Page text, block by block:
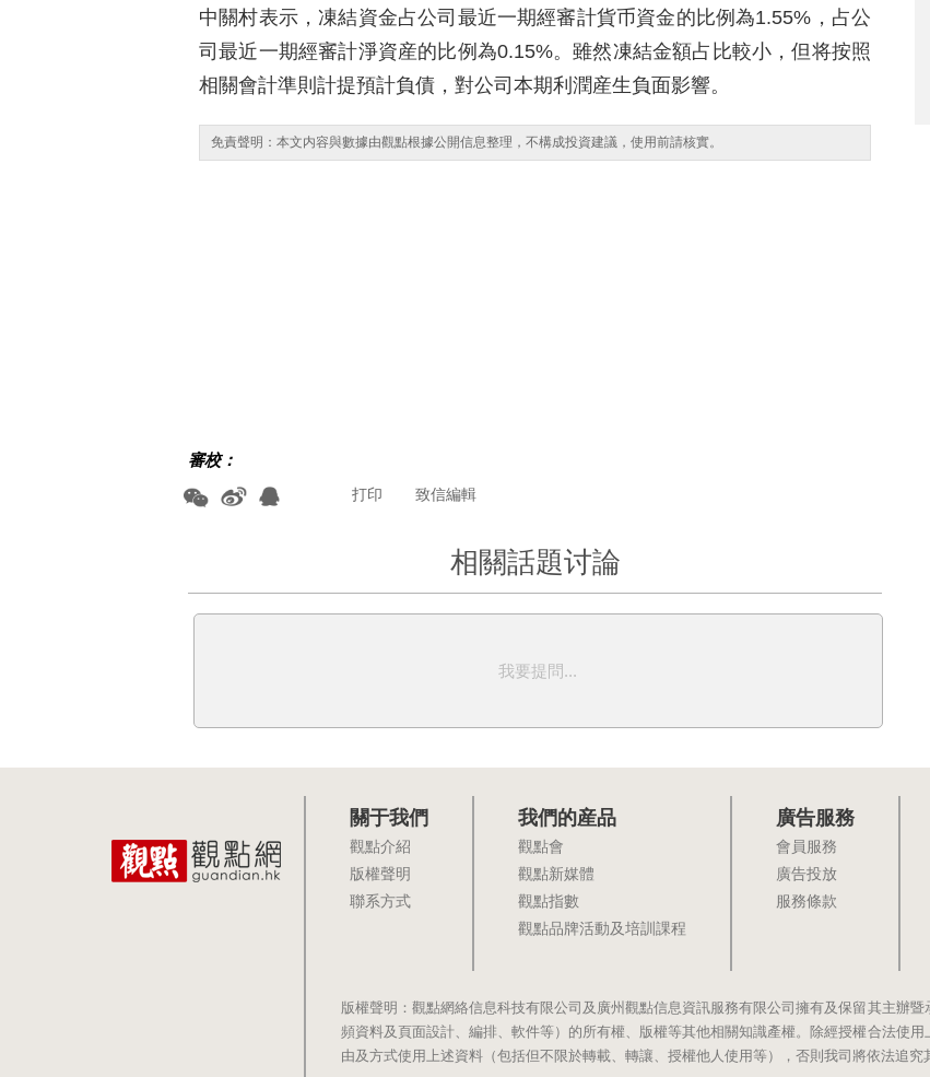
中關村表示，凍結資金占公司最近一期經審計貨币資金的比例為1.55%，占公
司最近一期經審計淨資産的比例為0.15%。雖然凍結金額占比較小，但将按照
相關會計準則計提預計負債，對公司本期利潤産生負面影響。
免責聲明：本文内容與數據由觀點根據公開信息整理，不構成投資建議，使用前請核實。
審校：
致信編輯
打印
相關話題讨論
我要提問...
關于我們
觀點介紹
版權聲明
聯系方式
我們的産品
觀點會
觀點新媒體
觀點指數
觀點品牌活動及培訓課程
廣告服務
會員服務
廣告投放
服務條款
版權聲明：觀點網絡信息科技有限公司及廣州觀點信息資訊服務有限公司擁有及保留其主辦
頻資料及頁面設計、編排、軟件等）的所有權、版權等其他相關知識產權。除經授權合法使
由及方式使用上述資料（包括但不限於轉載、轉讓、授權他人使用等），否則我司將依法追究